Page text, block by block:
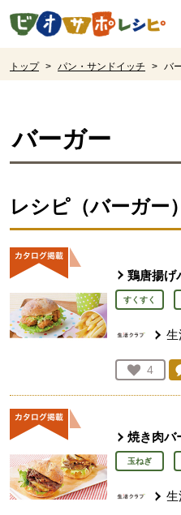
ページの先頭です。
トップ > パン・サンドイッチ > バ
バーガー
レシピ（バーガー）
鶏唐揚げ
すくすく
生
お気
4
人が
焼き肉バ
玉ねぎ
生